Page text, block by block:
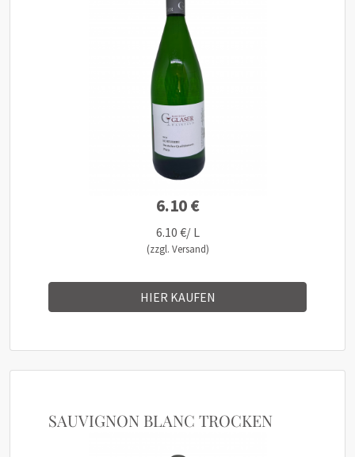
6.10 €
6.10 €/ L
(zzgl. Versand)
HIER KAUFEN
SAUVIGNON BLANC TROCKEN